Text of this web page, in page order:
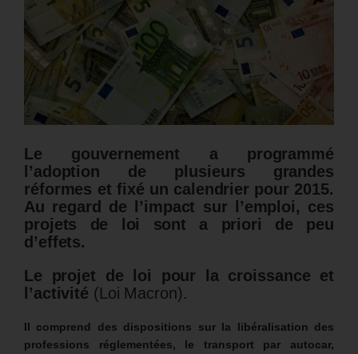
Le gouvernement a programmé
l’adoption de plusieurs grandes
réformes et fixé un calendrier pour 2015.
Au regard de l’impact sur l’emploi, ces
projets de loi sont a priori de peu
d’effets.
Le projet de loi pour la croissance et
l’activité (Loi Macron).
Il comprend des dispositions sur la libéralisation des
professions réglementées, le transport par autocar,